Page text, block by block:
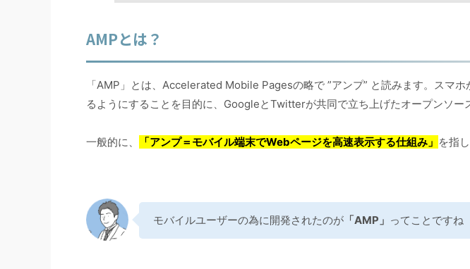
AMPとは？
「AMP」とは、Accelerated Mobile Pagesの略で ”アンプ” と読みます。スマ
るようにすることを目的に、GoogleとTwitterが共同で立ち上げたオープンソー
一般的に、 「アンプ＝ モバイル端末でWebページを高速表示する仕組み」 を指
モバイルユーザーの為に開発されたのが 「AMP」 ってことですね